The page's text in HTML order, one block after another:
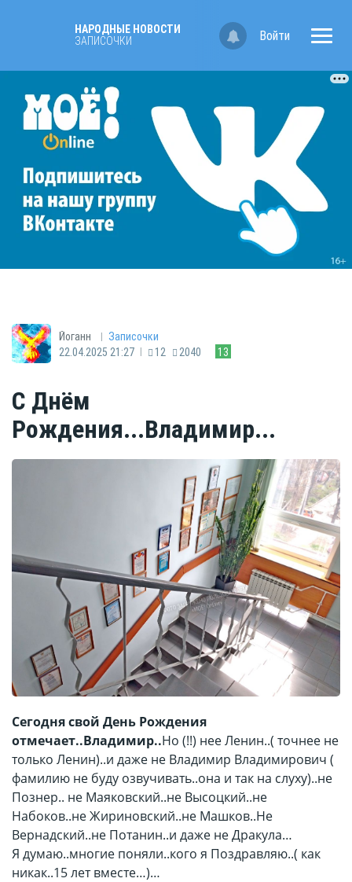
НАРОДНЫЕ НОВОСТИ
ЗАПИСОЧКИ
Войти
Йоганн | Записочки
22.04.2025 21:27 | 12 2040 13
С Днём
Рождения...Владимир...
Сегодня свой День Рождения
отмечает..Владимир..Но (!!) нее Ленин..( точнее не
только Ленин)..и даже не Владимир Владимирович (
фамилию не буду озвучивать..она и так на слуху)..не
Познер.. не Маяковский..не Высоцкий..не
Набоков..не Жириновский..не Машков..Не
Вернадский..не Потанин..и даже не Дракула…
Я думаю..многие поняли..кого я Поздравляю..( как
никак..15 лет вместе…)…